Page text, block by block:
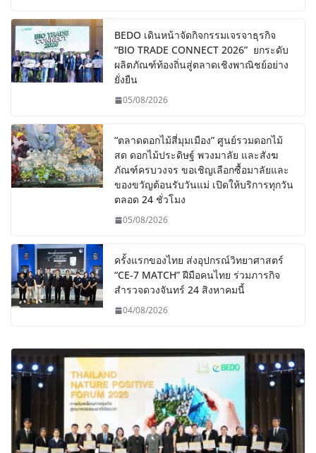
BEDO เดินหน้าจัดกิจกรรมเจรจาธุรกิจ
“BIO TRADE CONNECT 2026” ยกระดับ
ผลิตภัณฑ์ท้องถิ่นสู่ตลาดเชิงพาณิชย์อย่าง
ยั่งยืน
05/08/2026
“ตลาดดอกไม้สี่มุมเมือง” ศูนย์รวมดอกไม้
สด ดอกไม้ประดิษฐ์ พวงมาลัย และสังฆ
ภัณฑ์ครบวงจร ขอเชิญเลือกซื้อมาลัยและ
ของขวัญต้อนรับวันแม่ เปิดให้บริการทุกวัน
ตลอด 24 ชั่วโมง
05/08/2026
ครั้งแรกของไทย ส่งอุปกรณ์วิทยาศาสตร์
“CE-7 MATCH” ฝีมือคนไทย ร่วมภารกิจ
สำรวจดวงจันทร์ 24 สิงหาคมนี้
04/08/2026